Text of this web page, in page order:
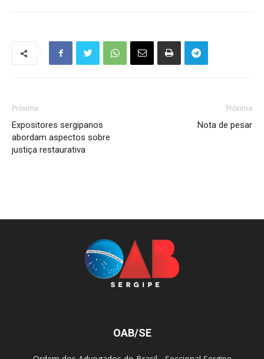
Próxima
Expositores sergipanos
abordam aspectos sobre
justiça restaurativa
Próxima
Nota de pesar
OAB/SE